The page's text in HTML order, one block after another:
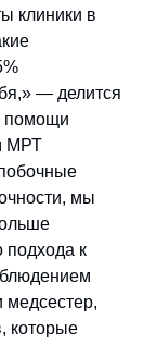
клиники в
— делится
помощи
МРТ
мы
подхода к
медсестер,
которые